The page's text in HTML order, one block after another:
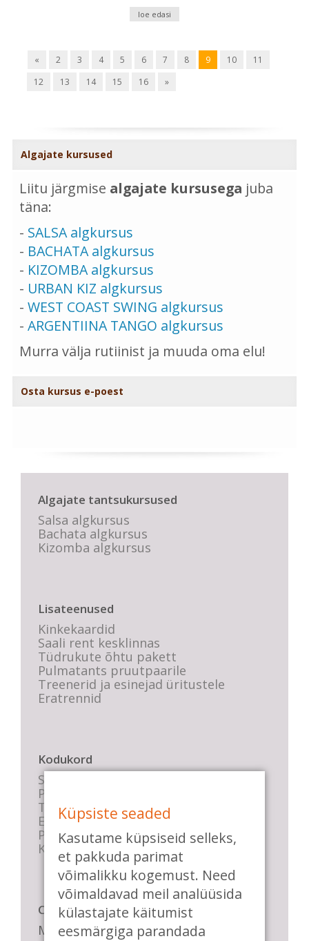
loe edasi
« 2 3 4 5 6 7 8 9 10
11
12
13 14 15 16 »
Algajate kursused
Liitu järgmise algajate kursusega juba
täna:
- SALSA algkursus
- BACHATA algkursus
- KIZOMBA algkursus
- URBAN KIZ algkursus
- WEST COAST SWING algkursus
- ARGENTIINA TANGO algkursus
Murra välja rutiinist ja muuda oma elu!
Osta kursus e-poest
Algajate tantsukursused
Salsa algkursus
Bachata algkursus
Kizomba algkursus
Lisateenused
Kinkekaardid
Saali rent kesklinnas
Tüdrukute õhtu pakett
Pulmatants pruutpaarile
Treenerid ja esinejad üritustele
Eratrennid
Kodukord
Stuudio sisekord
Privaatsustingimused
Tasemete kirjeldused
E-poe tingimused
Parkimise info
KKK
Casa de Baile
Me pühendume lõbusale olemisele,
Küpsiste seaded
Kasutame küpsiseid selleks,
et pakkuda parimat
võimalikku kogemust. Need
võimaldavad meil analüüsida
külastajate käitumist
eesmärgiga parandada